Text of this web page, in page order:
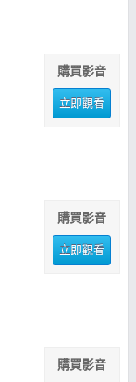
購買影音
立即觀看
購買影音
立即觀看
購買影音